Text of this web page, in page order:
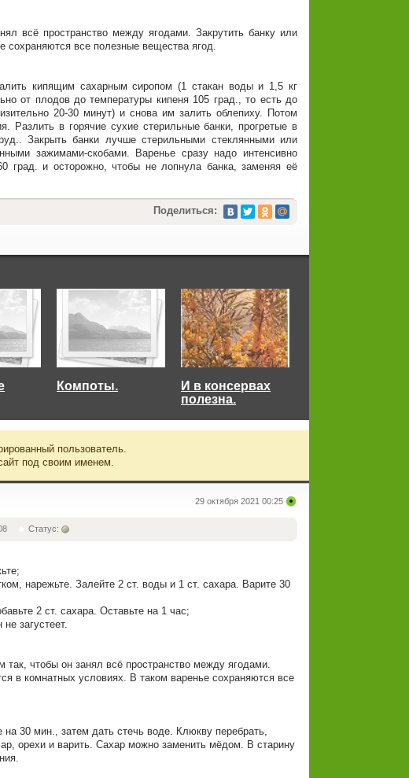
всё пространство между ягодами. Закрутить банку или
сохраняются все полезные вещества ягод.
кипящим сахарным сиропом (1 стакан воды и 1,5 кг
от плодов до температуры кипеня 105 град., то есть до
20-30 минут) и снова им залить облепиху. Потом
Разлить в горячие сухие стерильные банки, прогретые в
Закрыть банки лучше стерильными стеклянными или
зажимами-скобами. Варенье сразу надо интенсивно
град. и осторожно, чтобы не лопнула банка, заменяя её
Поделиться:
Компоты.
И в консервах
полезна.
пользователь.
под своим именем.
29 октября 2021 00:25
Статус:
нарежьте. Залейте 2 ст. воды и 1 ст. сахара. Варите 30
2 ст. сахара. Оставьте на 1 час;
загустеет.
чтобы он занял всё пространство между ягодами.
в комнатных условиях. В таком варенье сохраняются все
30 мин., затем дать стечь воде. Клюкву перебрать,
орехи и варить. Сахар можно заменить мёдом. В старину